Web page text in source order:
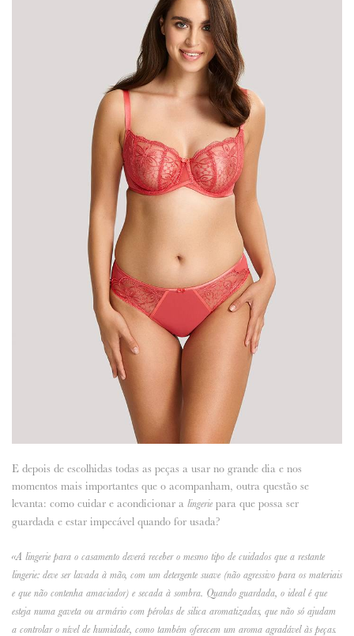
E depois de escolhidas todas as peças a usar no grande dia e nos
momentos mais importantes que o acompanham, outra questão se
levanta: como cuidar e acondicionar a lingerie para que possa ser
guardada e estar impecável quando for usada?
«A lingerie para o casamento deverá receber o mesmo tipo de cuidados que a restante
lingerie: deve ser lavada à mão, com um detergente suave (não agressivo para os materiais
e que não contenha amaciador) e secada à sombra. Quando guardada, o ideal é que
esteja numa gaveta ou armário com pérolas de silica aromatizadas, que não só ajudam
a controlar o nível de humidade, como também oferecem um aroma agradável às peças.